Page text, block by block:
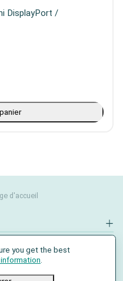
DisplayPort /
you get the best